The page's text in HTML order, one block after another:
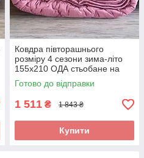
Ковдра півторашнього
розміру 4 сезони зима-літо
155х210 ОДА стьобане на
кнопках 3 в 1, Колір -
малиновий
Готово до відправки
1 511 ₴ 1 843 ₴
Купити